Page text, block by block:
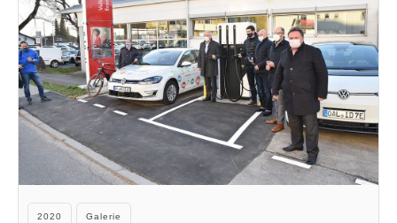
Kategorien
2020 Galerie